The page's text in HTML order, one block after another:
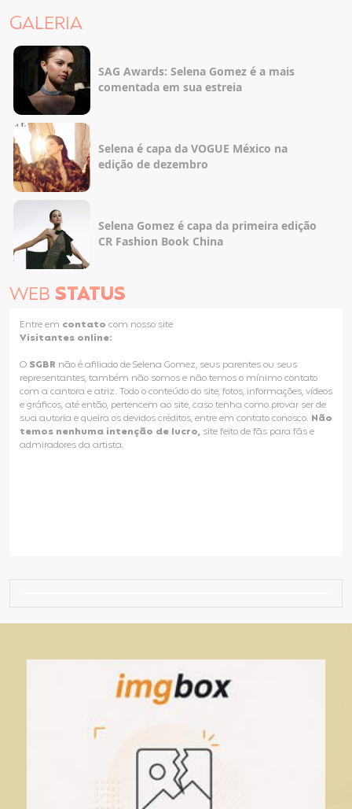
GALERIA
SAG Awards: Selena Gomez é a mais
comentada em sua estreia
Selena é capa da VOGUE México na
edição de dezembro
Selena Gomez é capa da primeira edição
CR Fashion Book China
WEB STATUS
Entre em contato com nosso site
Visitantes online:
O SGBR não é afiliado de Selena Gomez, seus parentes ou seus
representantes, também não somos e não temos o mínimo contato
com a cantora e atriz. Todo o conteúdo do site, fotos, informações, vídeos
e gráficos, até então, pertencem ao site, caso tenha como provar ser de
sua autoria e queira os devidos créditos, entre em contato conosco. Não
temos nenhuma intenção de lucro, site feito de fãs para fãs e
admiradores da artista.